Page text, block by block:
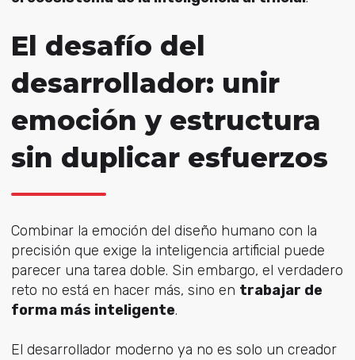
El desafío del
desarrollador: unir
emoción y estructura
sin duplicar esfuerzos
Combinar la emoción del diseño humano con la
precisión que exige la inteligencia artificial puede
parecer una tarea doble. Sin embargo, el verdadero
reto no está en hacer más, sino en trabajar de
forma más inteligente.
El desarrollador moderno ya no es solo un creador